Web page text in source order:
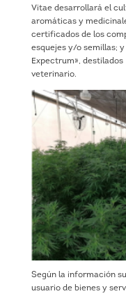
Vitae desarrollará el
aromáticas y
certificados de los
esquejes y/o semillas;
Expectrum»,
veterinario.
Según la información
usuario de bienes y